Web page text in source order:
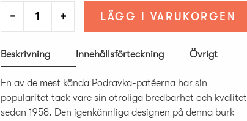
− + LÄGG I VARUKORGEN
Beskrivning Innehållsförteckning Övrigt
En av de mest kända Podravka-patéerna har sin
popularitet tack vare sin otroliga bredbarhet och kvalitet
sedan 1958. Den igenkännliga designen på denna burk